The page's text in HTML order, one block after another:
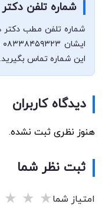
شماره تلفن
شماره تلفن مطب دکتر
این شماره تماس بگیرید.
دیدگاه کاربران
هنوز نظری ثبت نشده.
ثبت نظر شما
امتیاز شما★
★
★